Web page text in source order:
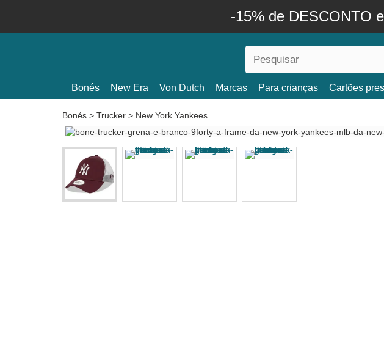
-15% de DESCONTO
Bonés New Era Von Dutch Marcas Para crianças Cartões
Bonés > Trucker > New York Yankees